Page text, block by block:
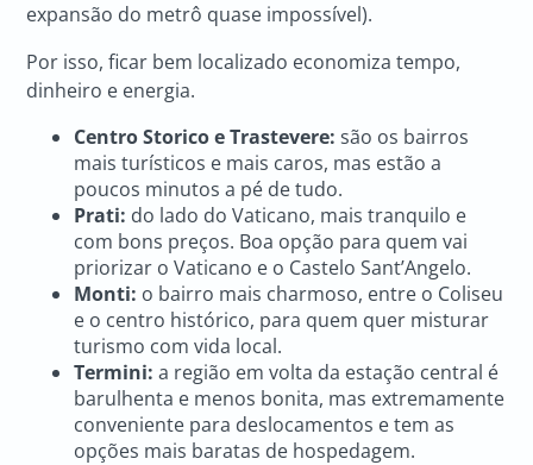
expansão do metrô quase impossível).
Por isso, ficar bem localizado economiza tempo,
dinheiro e energia.
Centro Storico e Trastevere:são os bairros
mais turísticos e mais caros, mas estão a
poucos minutos a pé de tudo.
Prati: do lado do Vaticano, mais tranquilo e
com bons preços. Boa opção para quem vai
priorizar o Vaticano e o Castelo Sant’Angelo.
Monti: o bairro mais charmoso, entre o Coliseu
e o centro histórico, para quem quer misturar
turismo com vida local.
Termini:a região em volta da estação central é
barulhenta e menos bonita, mas extremamente
conveniente para deslocamentos e tem as
opções mais baratas de hospedagem.